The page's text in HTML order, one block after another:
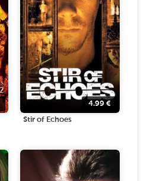
4.99 €
Stir of Echoes